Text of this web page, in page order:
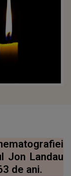
Jon Landau
de ani.